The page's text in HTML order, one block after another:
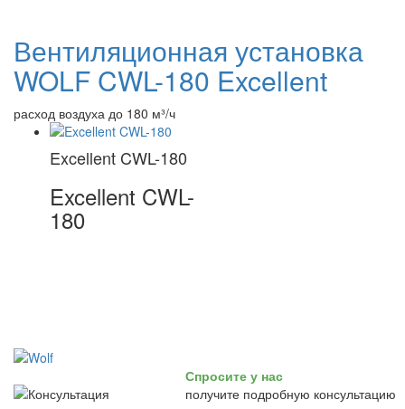
Вентиляционная установка
WOLF CWL-180 Excellent
расход воздуха до 180 м³/ч
Excellent CWL-180
Excellent CWL-
180
Спросите у нас
получите подробную консультацию